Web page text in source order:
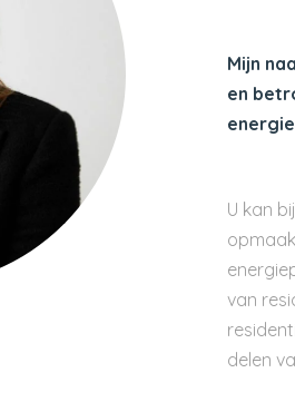
Mijn
en
U kan
van
delen